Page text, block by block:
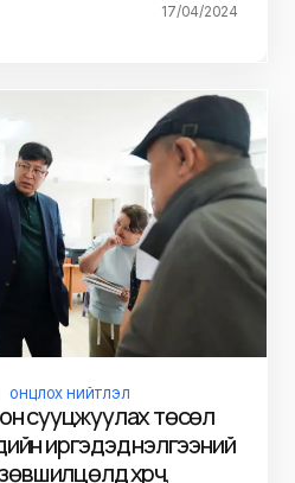
17/04/2024
ОНЦЛОХ НИЙТЛЭЛ
сууцжуулах төсөл
иргэдэд үнэлгээний
хүрч,